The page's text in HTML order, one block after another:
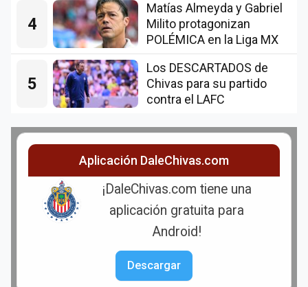
4
Matías Almeyda y Gabriel
Milito protagonizan
POLÉMICA en la Liga MX
5
Los DESCARTADOS de
Chivas para su partido
contra el LAFC
Aplicación DaleChivas.com
¡DaleChivas.com tiene una
aplicación gratuita para
Android!
Descargar